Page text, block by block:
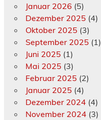
Januar 2026 (5)
Dezember 2025 (4)
Oktober 2025 (3)
September 2025 (1)
Juni 2025 (1)
Mai 2025 (3)
Februar 2025 (2)
Januar 2025 (4)
Dezember 2024 (4)
November 2024 (3)